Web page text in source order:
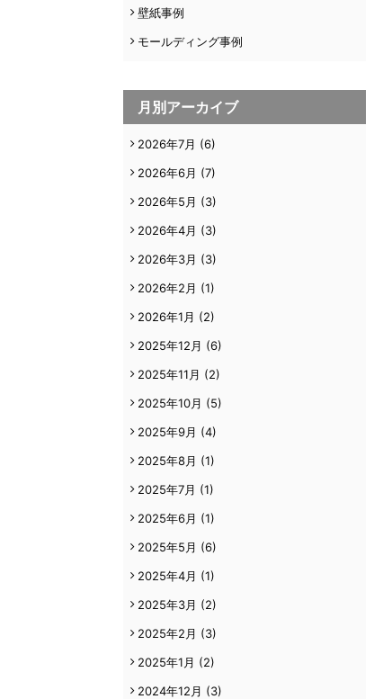
壁紙事例
モールディング事例
月別アーカイブ
2026年7月 (6)
2026年6月 (7)
2026年5月 (3)
2026年4月 (3)
2026年3月 (3)
2026年2月 (1)
2026年1月 (2)
2025年12月 (6)
2025年11月 (2)
2025年10月 (5)
2025年9月 (4)
2025年8月 (1)
2025年7月 (1)
2025年6月 (1)
2025年5月 (6)
2025年4月 (1)
2025年3月 (2)
2025年2月 (3)
2025年1月 (2)
2024年12月 (3)